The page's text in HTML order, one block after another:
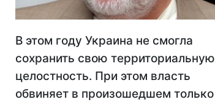
В этом году Украина не смогла
сохранить свою территориальную
целостность. При этом власть
обвиняет в произошедшем только